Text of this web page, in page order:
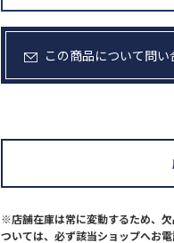
この商品について問い
※店舗在庫は常に変動するため、
ついては、必ず該当ショップへお